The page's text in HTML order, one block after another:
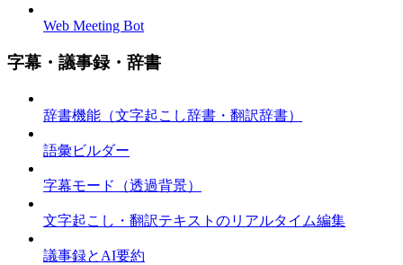
Web Meeting Bot
字幕・議事録・辞書
辞書機能（文字起こし辞書・翻訳辞書）
語彙ビルダー
字幕モード（透過背景）
文字起こし・翻訳テキストのリアルタイム編集
議事録とAI要約